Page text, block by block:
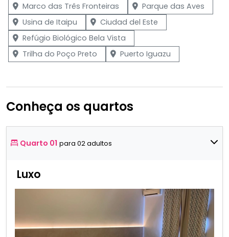
Marco das Três Fronteiras
Parque das Aves
Usina de Itaipu
Ciudad del Este
Refúgio Biológico Bela Vista
Trilha do Poço Preto
Puerto Iguazu
Conheça os quartos
Quarto 01 para 02 adultos
Luxo